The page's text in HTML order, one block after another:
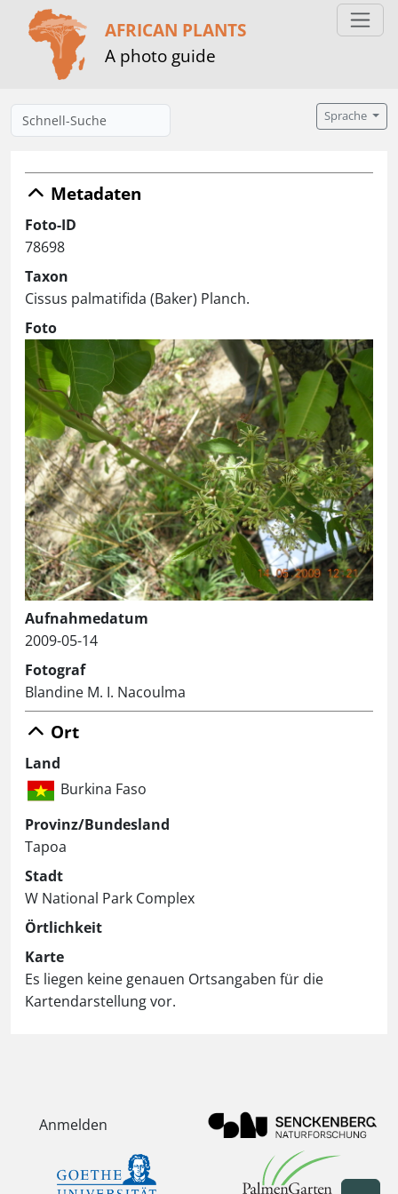
AFRICAN PLANTS
A photo guide
Sprache
Metadaten
Foto-ID
78698
Taxon
Cissus palmatifida (Baker) Planch.
Foto
Aufnahmedatum
2009-05-14
Fotograf
Blandine M. I. Nacoulma
Ort
Land
Burkina Faso
Provinz/Bundesland
Tapoa
Stadt
W National Park Complex
Örtlichkeit
Karte
Es liegen keine genauen Ortsangaben für die
Kartendarstellung vor.
Anmelden